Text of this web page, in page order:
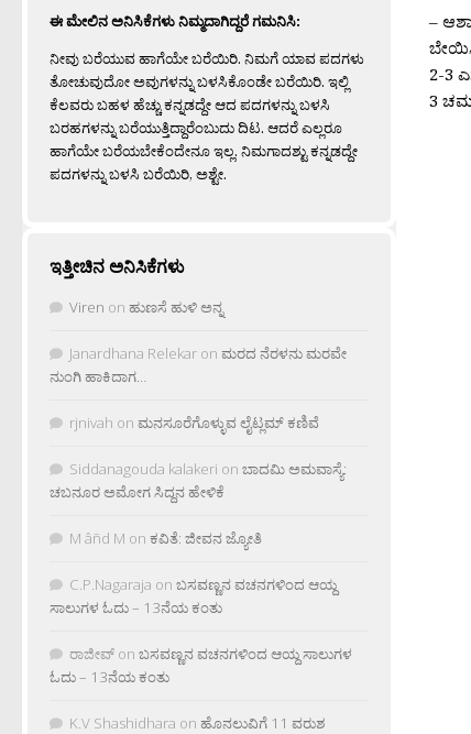
–
2-3
3
ಈ ಮೇಲಿನ ಅನಿಸಿಕೆಗಳು ನಿಮ್ಮದಾಗಿದ್ದರೆ ಗಮನಿಸಿ:
ನೀವು ಬರೆಯುವ ಹಾಗೆಯೇ ಬರೆಯಿರಿ. ನಿಮಗೆ ಯಾವ ಪದಗಳು
ತೋಚುವುದೋ ಅವುಗಳನ್ನು ಬಳಸಿಕೊಂಡೇ ಬರೆಯಿರಿ. ಇಲ್ಲಿ
ಕೆಲವರು ಬಹಳ ಹೆಚ್ಚು ಕನ್ನಡದ್ದೇ ಆದ ಪದಗಳನ್ನು ಬಳಸಿ
ಬರಹಗಳನ್ನು ಬರೆಯುತ್ತಿದ್ದಾರೆಂಬುದು ದಿಟ. ಆದರೆ ಎಲ್ಲರೂ
ಹಾಗೆಯೇ ಬರೆಯಬೇಕೆಂದೇನೂ ಇಲ್ಲ. ನಿಮಗಾದಶ್ಟು ಕನ್ನಡದ್ದೇ
ಪದಗಳನ್ನು ಬಳಸಿ ಬರೆಯಿರಿ, ಅಶ್ಟೇ.
ಇತ್ತೀಚಿನ ಅನಿಸಿಕೆಗಳು
Viren on ಹುಣಸೆ ಹುಳಿ ಅನ್ನ
Janardhana Relekar on ಮರದ ನೆರಳನು ಮರವೇ
ನುಂಗಿ ಹಾಕಿದಾಗ…
rjnivah on ಮನಸೂರೆಗೊಳ್ಳುವ ಲೈಟ್ಲಮ್ ಕಣಿವೆ
Siddanagouda kalakeri on ಬಾದಮಿ ಅಮವಾಸ್ಯೆ:
ಚಬನೂರ ಅಮೋಗ ಸಿದ್ದನ ಹೇಳಿಕೆ
M âñd M on ಕವಿತೆ: ಜೀವನ ಜ್ಯೋತಿ
C.P.Nagaraja on ಬಸವಣ್ಣನ ವಚನಗಳಿಂದ ಆಯ್ದ
ಸಾಲುಗಳ ಓದು – 13ನೆಯ ಕಂತು
ರಾಜೀವ್ on ಬಸವಣ್ಣನ ವಚನಗಳಿಂದ ಆಯ್ದ ಸಾಲುಗಳ
ಓದು – 13ನೆಯ ಕಂತು
K.V Shashidhara on ಹೊನಲುವಿಗೆ 11 ವರುಶ